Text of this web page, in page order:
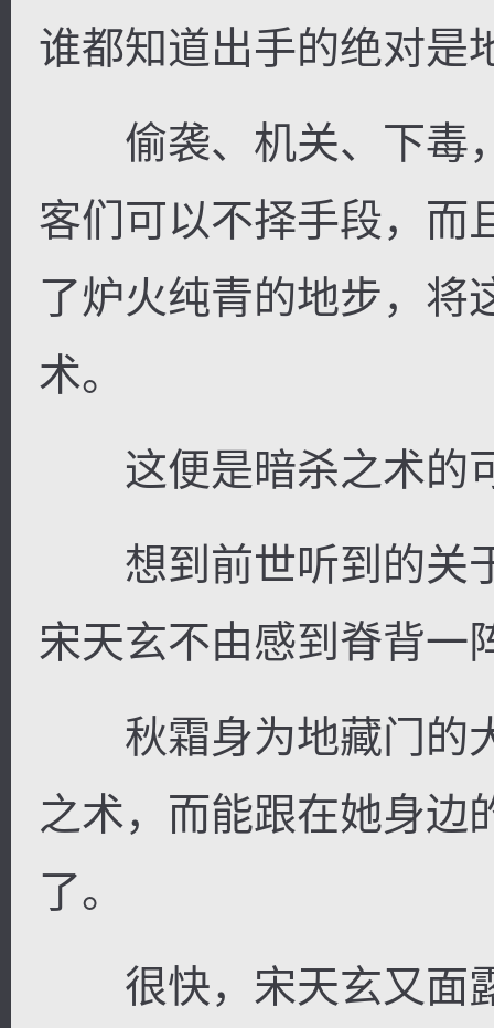
谁都知道出手的绝对是
偷袭、机关、下毒
客们可以不择手段，而
了炉火纯青的地步，将
术。
这便是暗杀之术的
想到前世听到的关
宋天玄不由感到脊背一
秋霜身为地藏门的
之术，而能跟在她身边
了。
很快，宋天玄又面